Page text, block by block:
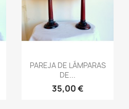
Vista rápida
PAREJA DE LÁMPARAS
DE...
35,00 €